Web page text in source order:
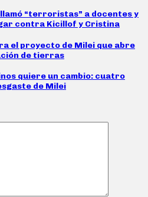
“terroristas” a docentes y
contra Kicillof y Cristina
el proyecto de Milei que abre
de tierras
quiere un cambio: cuatro
de Milei